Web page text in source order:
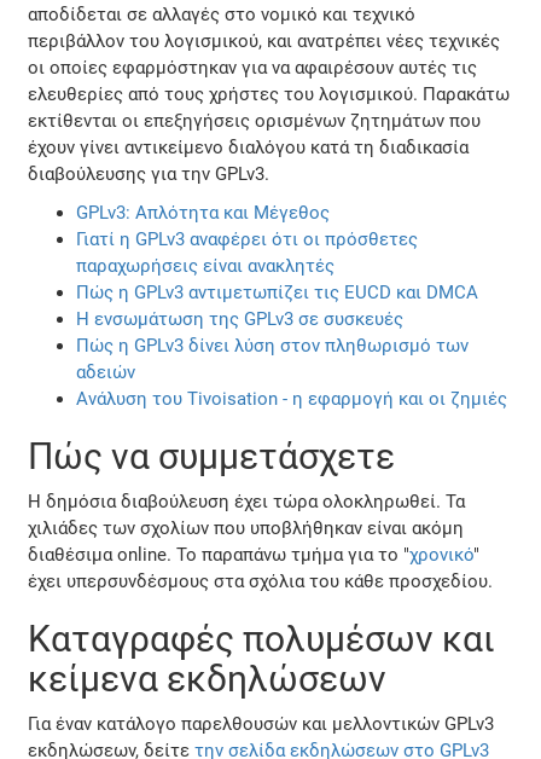
αποδίδεται σε αλλαγές στο νομικό και τεχνικό
περιβάλλον του λογισμικού, και ανατρέπει νέες τεχνικές
οι οποίες εφαρμόστηκαν για να αφαιρέσουν αυτές τις
ελευθερίες από τους χρήστες του λογισμικού. Παρακάτω
εκτίθενται οι επεξηγήσεις ορισμένων ζητημάτων που
έχουν γίνει αντικείμενο διαλόγου κατά τη διαδικασία
διαβούλευσης για την GPLv3.
GPLv3: Απλότητα και Μέγεθος
Γιατί η GPLv3 αναφέρει ότι οι πρόσθετες
παραχωρήσεις είναι ανακλητές
Πώς η GPLv3 αντιμετωπίζει τις EUCD και DMCA
Η ενσωμάτωση της GPLv3 σε συσκευές
Πώς η GPLv3 δίνει λύση στον πληθωρισμό των
αδειών
Ανάλυση του Tivoisation - η εφαρμογή και οι ζημιές
Πώς να συμμετάσχετε
Η δημόσια διαβούλευση έχει τώρα ολοκληρωθεί. Τα
χιλιάδες των σχολίων που υποβλήθηκαν είναι ακόμη
διαθέσιμα online. Το παραπάνω τμήμα για το "χρονικό"
έχει υπερσυνδέσμους στα σχόλια του κάθε προσχεδίου.
Καταγραφές πολυμέσων και
κείμενα εκδηλώσεων
Για έναν κατάλογο παρελθουσών και μελλοντικών GPLv3
εκδηλώσεων, δείτετην σελίδα εκδηλώσεων στο GPLv3